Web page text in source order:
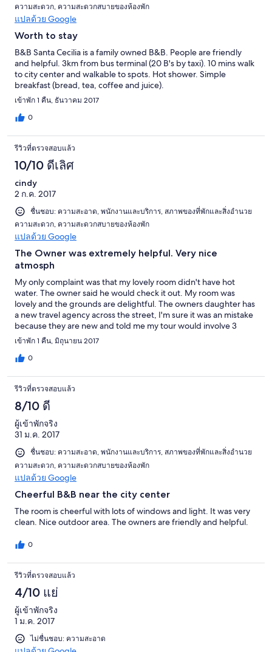
ความสะดวก, ความสะดวกสบายของห้องพัก
แปลด้วย Google
Worth to stay
B&B Santa Cecilia is a family owned B&B. People are friendly
and helpful. 3km from bus terminal (20 B's by taxi). 10 mins walk
to city center and walkable to spots. Hot shower. Simple
breakfast (bread, tea, coffee and juice).
เข้าพัก 1 คืน, ธันวาคม 2017
0
รีวิวที่ตรวจสอบแล้ว
10/10 ดีเลิศ
cindy
2 ก.ค. 2017
ชื่นชอบ: ความสะอาด, พนักงานและบริการ, สภาพของที่พักและสิ่งอำนวย
ความสะดวก, ความสะดวกสบายของห้องพัก
แปลด้วย Google
The Owner was extremely helpful. Very nice
atmosph
My only complaint was that my lovely room didn't have hot
water. The owner said he would check it out. My room was
lovely and the grounds are delightful. The owners daughter has
a new travel agency across the street, I'm sure it was an mistake
because they are new and told me my tour would involve 3
hours of walking but it ended up taking 6 1/2 hours which is too
much for one day. They also said I could take pictures of the
local people with no problem, but that was wrong because the
เข้าพัก 1 คืน, มิถุนายน 2017
0
รีวิวที่ตรวจสอบแล้ว
8/10 ดี
ผู้เข้าพักจริง
31 ม.ค. 2017
ชื่นชอบ: ความสะอาด, พนักงานและบริการ, สภาพของที่พักและสิ่งอำนวย
ความสะดวก, ความสะดวกสบายของห้องพัก
แปลด้วย Google
Cheerful B&B near the city center
The room is cheerful with lots of windows and light. It was very
clean. Nice outdoor area. The owners are friendly and helpful.
0
รีวิวที่ตรวจสอบแล้ว
4/10 แย่
ผู้เข้าพักจริง
1 ม.ค. 2017
ไม่ชื่นชอบ: ความสะอาด